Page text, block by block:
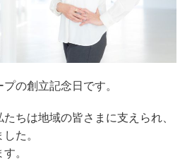
の創立記念日です。
ちは地域の皆さまに支えられ、
た。
。